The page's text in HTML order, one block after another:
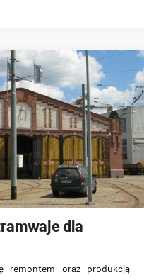
dla
remontem oraz produkcją